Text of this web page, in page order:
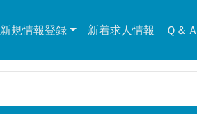
新規情報登録 新着求人情報 Ｑ＆Ａ